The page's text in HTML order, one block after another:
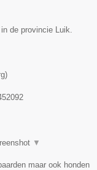
de provincie Luik.
)
▼
maar ook honden